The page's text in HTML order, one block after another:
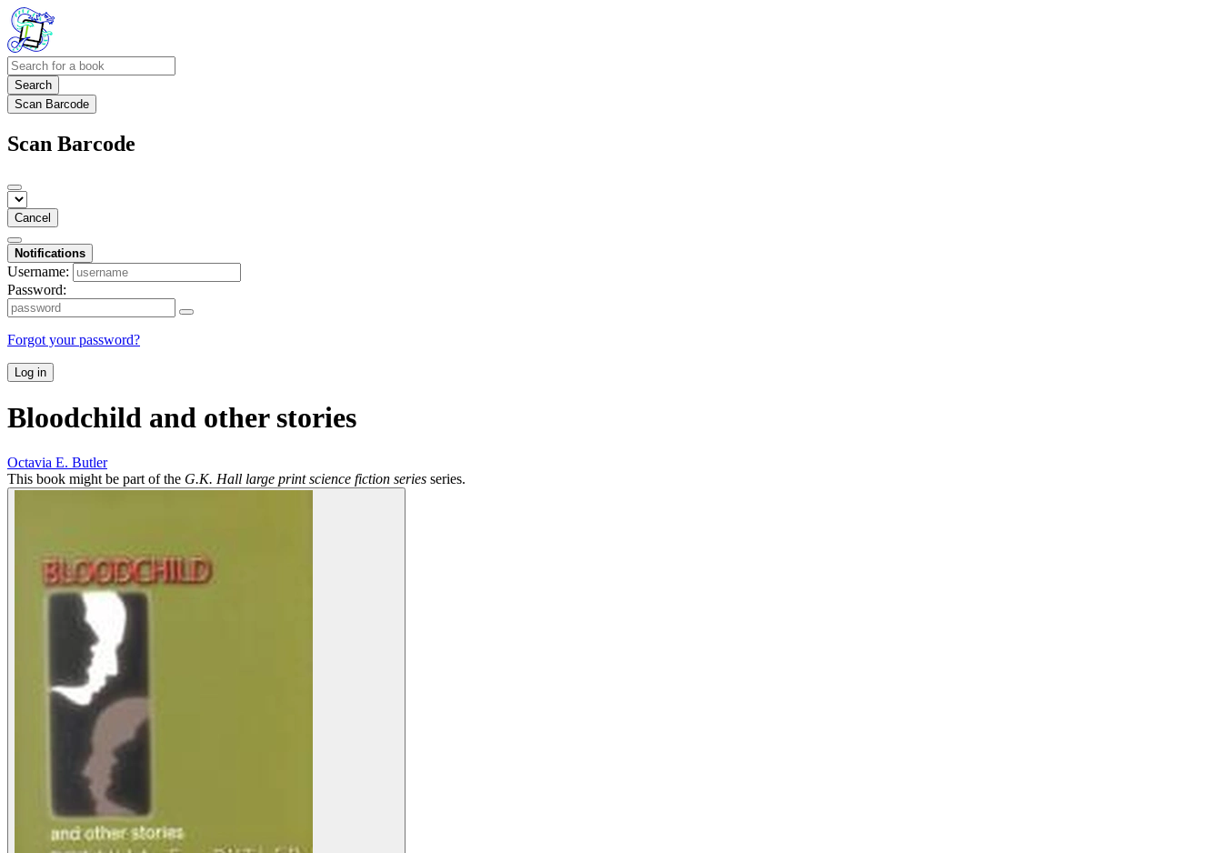
Search
Scan Barcode
Scan Barcode
Cancel
Notifications
Username:
Password:
Forgot your password?
Log in
Bloodchild and other stories
Octavia E. Butler
This book might be part of the G.K. Hall large print science fiction series series.